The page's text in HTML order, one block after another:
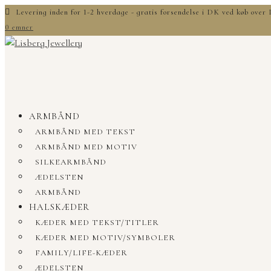
Levering inden for 1-2 hverdage - gratis forsendelse i DK ved køb
0 emner
ARMBÅND
ARMBÅND MED TEKST
ARMBÅND MED MOTIV
SILKEARMBÅND
ÆDELSTEN
ARMBÅND
HALSKÆDER
KÆDER MED TEKST/TITLER
KÆDER MED MOTIV/SYMBOLER
FAMILY/LIFE-KÆDER
ÆDELSTEN